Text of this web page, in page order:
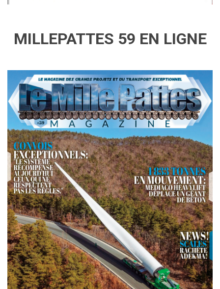
MILLEPATTES 59 EN LIGNE